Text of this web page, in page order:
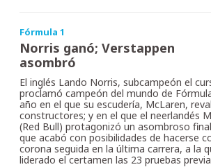
Fórmula 1
Norris ganó; Verstappen
asombró
El inglés Lando Norris, subcampeón el
proclamó campeón del mundo de
año en el que su escudería, McLaren,
constructores; y en el que el neerlandés
(Red Bull) protagonizó un asombroso
que acabó con posibilidades de hacerse
corona seguida en la última carrera, a la
liderado el certamen las 23 pruebas